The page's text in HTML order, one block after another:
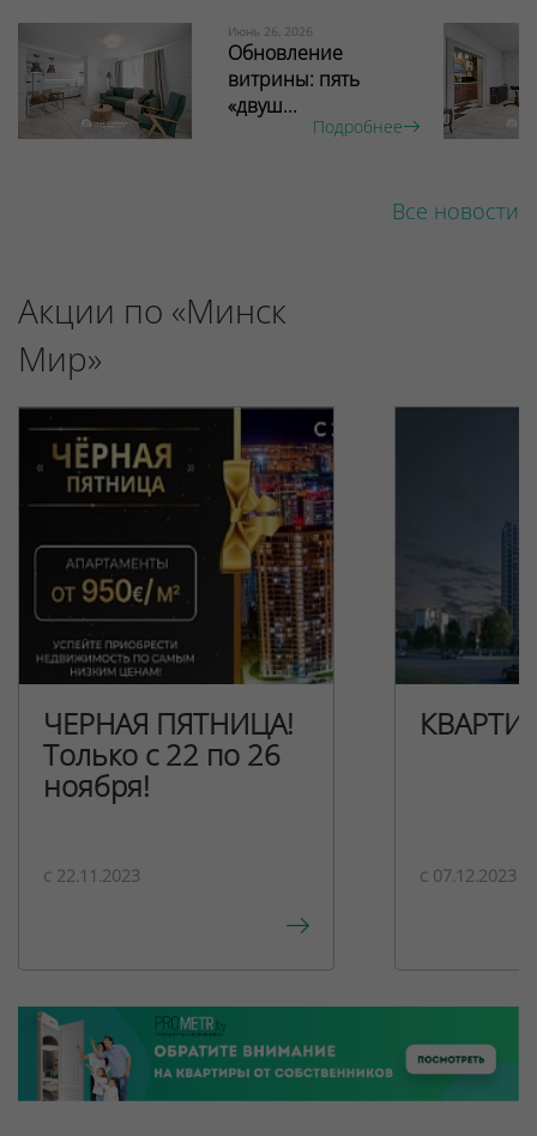
Июнь 26, 2026
Обновление
витрины: пять
«двуш...
Подробнее
Все новости
Акции по «Минск
Мир»
ЧЕРНАЯ ПЯТНИЦА!
Только с 22 по 26
ноября!
c 22.11.2023 c 07.12.2023